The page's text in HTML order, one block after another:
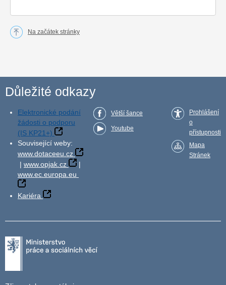
Na začátek stránky
Důležité odkazy
Elektronické podání
žádosti o podporu
(IS KP21+)
Související weby:
www.dotaceeu.cz
| www.opjak.cz
|
www.ec.europa.eu
Kariéra
Větší šance
Youtube
Prohlášení
o
přístupnosti
Mapa
Stránek